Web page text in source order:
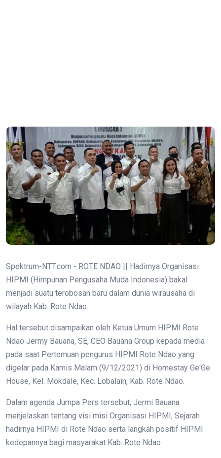
Spektrum-NTT.com - ROTE NDAO || Hadirnya Organisasi
HIPMI (Himpunan Pengusaha Muda Indonesia) bakal
menjadi suatu terobosan baru dalam dunia wirausaha di
wilayah Kab. Rote Ndao.
Hal tersebut disampaikan oleh Ketua Umum HIPMI Rote
Ndao Jermy Bauana, SE, CEO Bauana Group kepada media
pada saat Pertemuan pengurus HIPMI Rote Ndao yang
digelar pada Kamis Malam (9/12/2021) di Homestay Ge'Ge
House, Kel. Mokdale, Kec. Lobalain, Kab. Rote Ndao.
Dalam agenda Jumpa Pers tersebut, Jermi Bauana
menjelaskan tentang visi misi Organisasi HIPMI, Sejarah
hadirnya HIPMI di Rote Ndao serta langkah positif HIPMI
kedepannya bagi masyarakat Kab. Rote Ndao